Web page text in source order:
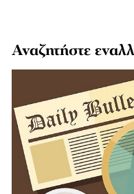
Αναζητήστε